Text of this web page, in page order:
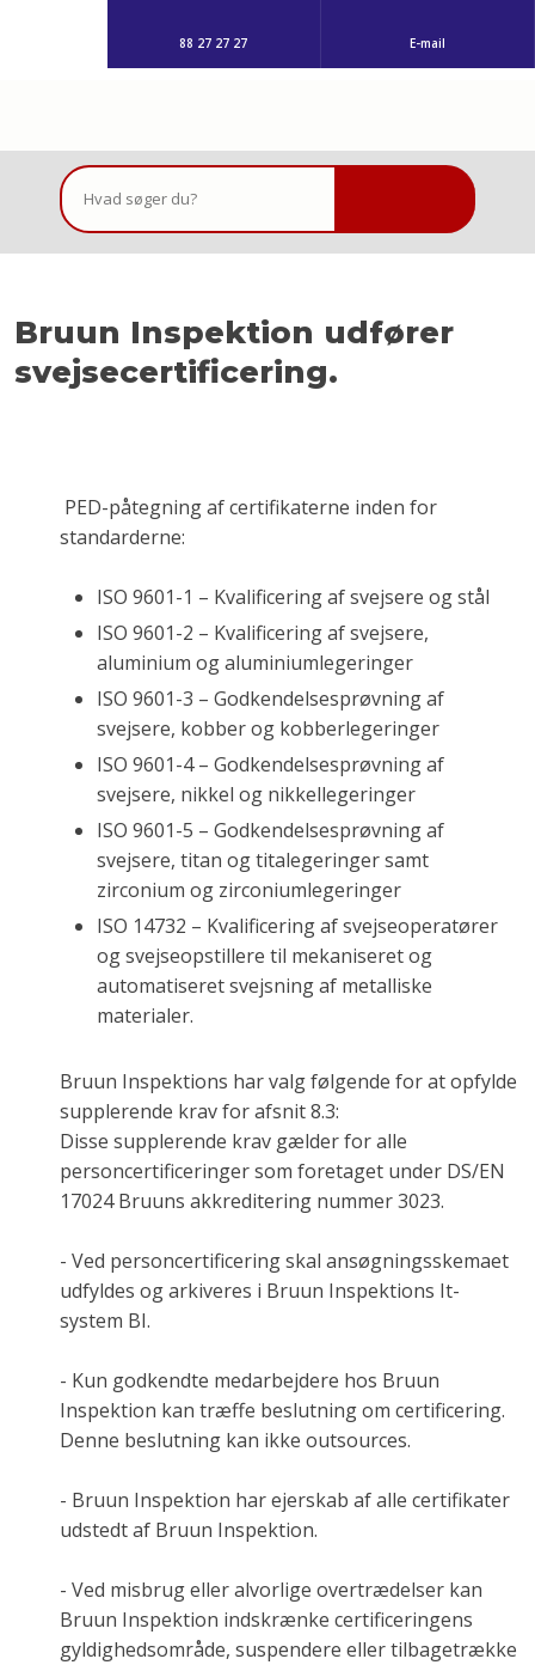
88 27 27 27 E-mail
Bruun Inspektion udfører
svejsecertificering.
PED-påtegning af certifikaterne inden for
standarderne:
ISO 9601-1 – Kvalificering af svejsere og stål
ISO 9601-2 – Kvalificering af svejsere,
aluminium og aluminiumlegeringer
ISO 9601-3 – Godkendelsesprøvning af
svejsere, kobber og kobberlegeringer
ISO 9601-4 – Godkendelsesprøvning af
svejsere, nikkel og nikkellegeringer
ISO 9601-5 – Godkendelsesprøvning af
svejsere, titan og titalegeringer samt
zirconium og zirconiumlegeringer
ISO 14732 – Kvalificering af svejseoperatører
og svejseopstillere til mekaniseret og
automatiseret svejsning af metalliske
materialer.
Bruun Inspektions har valg følgende for at opfylde
supplerende krav for afsnit 8.3:
Disse supplerende krav gælder for alle
personcertificeringer som foretaget under DS/EN
17024 Bruuns akkreditering nummer 3023.
- Ved personcertificering skal ansøgningsskemaet
udfyldes og arkiveres i Bruun Inspektions It-
system BI.
- Kun godkendte medarbejdere hos Bruun
Inspektion kan træffe beslutning om certificering.
Denne beslutning kan ikke outsources.
- Bruun Inspektion har ejerskab af alle certifikater
udstedt af Bruun Inspektion.
- Ved misbrug eller alvorlige overtrædelser kan
Bruun Inspektion indskrænke certificeringens
gyldighedsområde, suspendere eller tilbagetrække